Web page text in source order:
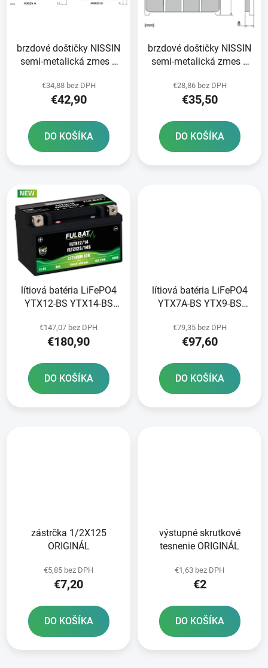
d
s
brzdové doštičky NISSIN
semi-metalická zmes 2
€34,88 bez DPH
€42,90
DO KOŠÍKA
brzdové doštičky NISSIN
semi-metalická zmes 2
€28,86 bez DPH
€35,50
DO KOŠÍKA
lítiová batéria LiFePO4
YTX12-BS YTX14-BS
FULBAT 12V 8Ah 480A
hmotnosť 1 20 kg
€147,07 bez DPH
€180,90
DO KOŠÍKA
lítiová batéria LiFePO4
YTX7A-BS YTX9-BS
3Ah 180A hmotnosť 0
65 kg 150x87x93
€79,35 bez DPH
€97,60
DO KOŠÍKA
zástrčka 1/2X125
ORIGINÁL
€5,85 bez DPH
€7,20
DO KOŠÍKA
výstupné skrutkové
tesnenie ORIGINÁL
€1,63 bez DPH
€2
DO KOŠÍKA